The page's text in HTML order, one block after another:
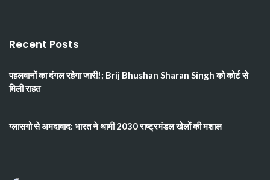
Recent Posts
पहलवानों का दंगल रहेगा जारी!; Brij Bhushan Sharan Singh को कोर्ट से
मिली राहत
ग्लासगो से अमदावाद: भारत ने थामी 2030 राष्ट्रमंडल खेलों की मशाल